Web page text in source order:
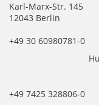
Karl-Marx-Str. 145
12043 Berlin
+49 30 60980781-0
+49 7425 328806-0